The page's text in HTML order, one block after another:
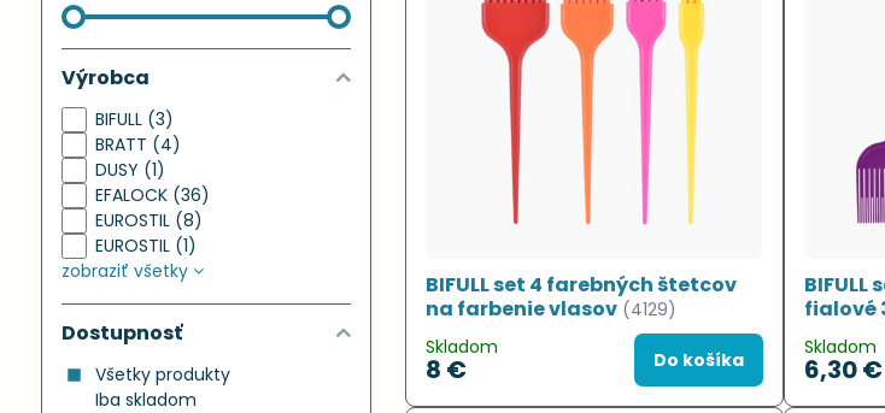
BIFULL set 4 farebných štetcov
na farbenie vlasov (4129)
Skladom
8 € Do košíka
fialové
Skladom
6,30 €
Výrobca
BIFULL (3)
BRATT (4)
DUSY (1)
EFALOCK (36)
EUROSTIL (8)
EUROSTIL (1)
zobraziť všetky
Dostupnosť
Všetky produkty
Iba skladom